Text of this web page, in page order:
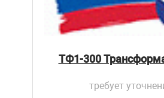
ТФ1-300
требует